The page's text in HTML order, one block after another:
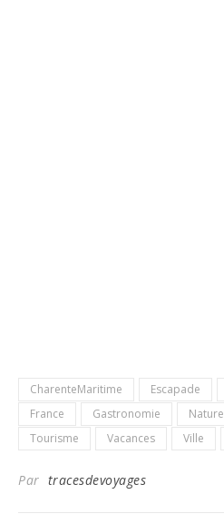
CharenteMaritime Escapade
France
Gastronomie Nature
Tourisme
Vacances Ville
Par tracesdevoyages